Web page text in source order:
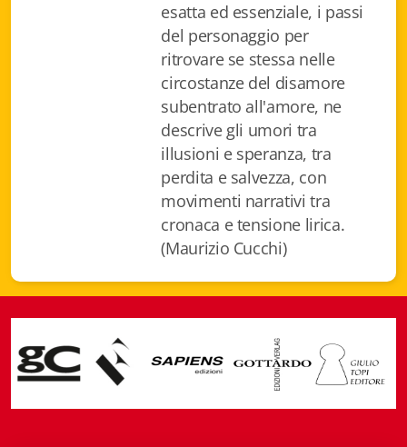
esatta ed essenziale, i passi
del personaggio per
ritrovare se stessa nelle
circostanze del disamore
subentrato all'amore, ne
descrive gli umori tra
illusioni e speranza, tra
perdita e salvezza, con
movimenti narrativi tra
cronaca e tensione lirica.
(Maurizio Cucchi)